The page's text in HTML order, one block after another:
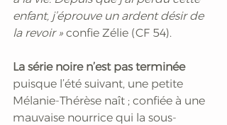
enfant, j’éprouve un ardent désir de
la revoir » confie Zélie (CF 54).
La série noire n’est pas terminée
puisque l’été suivant, une petite
Mélanie-Thérèse naît ; confiée à une
mauvaise nourrice qui la sous-